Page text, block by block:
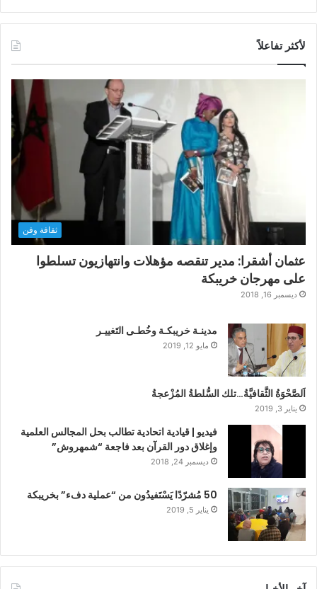
لأكثر تفاعلاً
ثقافة وفن
عثمان أشقرا: مدير تنقصه مؤهلات وانتهازيون تسلطوا
على مهرجان خريبكة
ديسمبر 16, 2018
مدينـة خريبكـة وخُطـى التَغييـر
مايو 12, 2019
اَلصَّحْوَةُ الثَّقافيَّةُ…تلك السُّلطةُ المُزْعجةُ
يناير 3, 2019
فيديو | قيادية اتحادية تطالب بحل المجالس العلمية
وإغلاق دور القرآن بعد فاجعة “شمهروش”
ديسمبر 24, 2018
50 مُشرّدًا يَسْتَفيدُون من “عملية دفء” بخريبكة
يناير 5, 2019